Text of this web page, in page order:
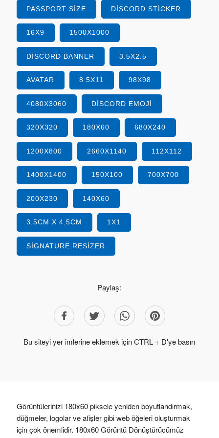
PASSPORT SIZE DISCORD STICKER
16X9 1500X1000
DISCORD BANNER 3.5X2.5
AVATAR 8.5X11 98X98
4080X3060 DISCORD EMOJI
320X320 180X60 680X240
1200X800 2660X1140 112X112
1400X1400 150X100 700X700
200X230 140X60
3.5CM X 4.5CM 1X1
SIGNATURE RESIZER
Paylaş:
Bu siteyi yer imlerine eklemek için CTRL + D'ye basın
Görüntülerinizi 180x60 piksele yeniden boyutlandırmak,
düğmeler, logolar ve afişler gibi web öğeleri oluşturmak
için çok önemlidir. 180x60 Görüntü Dönüştürücümüz